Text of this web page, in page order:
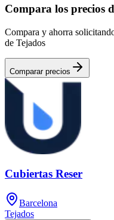
Compara los precios
Compara y ahorra
de Tejados
Comparar precios
Cubiertas Reser
Barcelona
Tejados